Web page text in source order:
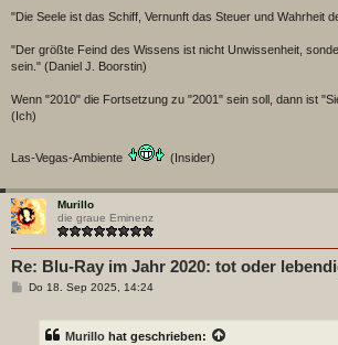
"Die Seele ist das Schiff, Vernunft das Steuer und Wahrheit
"Der größte Feind des Wissens ist nicht Unwissenheit,
sein." (Daniel J. Boorstin)
Wenn "2010" die Fortsetzung zu "2001" sein soll, dann ist
(Ich)
Las-Vegas-Ambiente (Insider)
Murillo
die graue Eminenz
Re: Blu-Ray im Jahr 2020: tot oder
BDo 18. Sep 2025, 14:24
Murillo hat geschrieben: